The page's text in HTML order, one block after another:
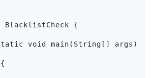
BlacklistCheck {
void main(String[] args) {